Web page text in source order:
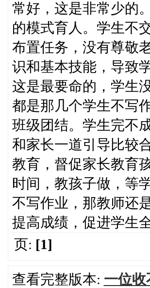
常好，这是非常少的
的模式育人。学生不
布置任务，没有尊敬
识和基本技能，导致
这是最要命的，学生
都是那几个学生不写
班级团结。学生完不
和家长一道引导比较
教育，督促家长教育
时间，教孩子做，等
不写作业，那教师还
提高成绩，促进学生
页: [1]
查看完整版本: 一位